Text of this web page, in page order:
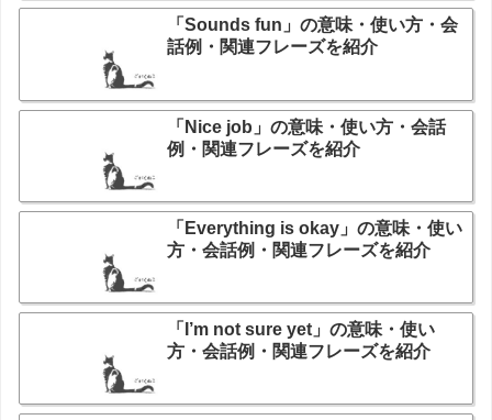
「Sounds fun」の意味・使い方・会
話例・関連フレーズを紹介
「Nice job」の意味・使い方・会話
例・関連フレーズを紹介
「Everything is okay」の意味・使い
方・会話例・関連フレーズを紹介
「I’m not sure yet」の意味・使い
方・会話例・関連フレーズを紹介